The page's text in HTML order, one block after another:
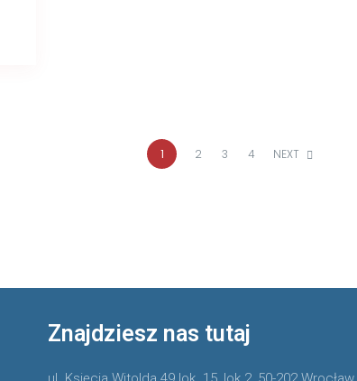
1 2 3 4 NEXT
Znajdziesz nas tutaj